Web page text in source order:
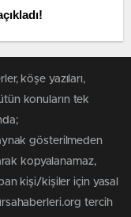
köşe yazıları,
konuların tek
gösterilmeden
kopyalanamaz,
kişi/kişiler için yasal
tercih